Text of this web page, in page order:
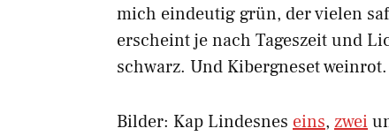
mich eindeutig grün, der vielen
erscheint je nach Tageszeit und
schwarz. Und Kibergneset weinrot.
Bilder: Kap Lindesnes eins, zwei